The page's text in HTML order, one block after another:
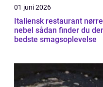
01 juni 2026
Italiensk restaurant nørre
nebel sådan finder du den
bedste smagsoplevelse